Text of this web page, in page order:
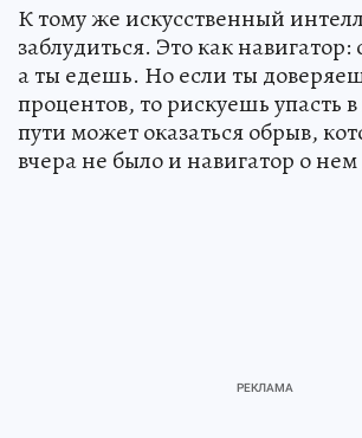
К тому же искусственный
заблудиться. Это как
а ты едешь. Но если ты
процентов, то рискуешь упасть
пути может оказаться обрыв,
вчера не было и навигатор о